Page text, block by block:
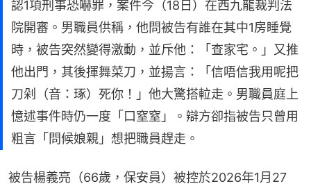
認1項刑事恐嚇罪，案件今（18日）在西九龍裁判法
院開審。男職員供稱，他問被告有誰在其中1房睡覺
時，被告突然變得激動，並斥他：「查家宅。」又推
他出門，其後揮舞菜刀，並揚言：「信唔信我用呢把
刀剁（音：琢）死你！」他大驚搭𨋢走。男職員庭上
憶述事件時仍一度「口窒窒」。辯方卻指被告只曾用
粗言「問候娘親」想把職員趕走。
被告楊義亮（66歲，保安員）被控於2026年1月27